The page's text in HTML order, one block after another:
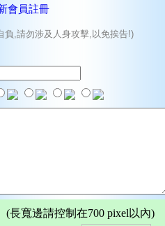
會員註冊
負,請勿涉及人身攻擊,以免挨告!)
(長寬邊請控制在700 pixel以內)